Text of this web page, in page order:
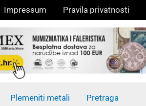
Impressum Pravila privatnosti
Plemeniti metali Pretraga